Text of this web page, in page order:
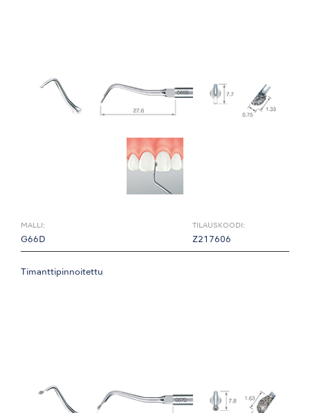
MALLI:
G66D
TILAUSKOODI:
Z217606
Timanttipinnoitettu